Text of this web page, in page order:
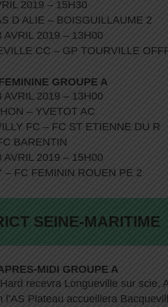
2019 – 15H30
D ALIE – BOISGUILLAUME 2
AVRIL 2019 – 13H00
CC – GP TOURVILLE
GROUPE A
AVRIL 2019 – 13H00
– YVETOT AC
FC – FC ST ETIENNE DU R
BARENTIN
AVRIL 2019 – 15H00
– FC FEMININ ROUEN PE 2
SEINE-MARITIME
MIDI GROUPE A
Hard recevra Longueville sur scie,
l’AS Plateau accueillera